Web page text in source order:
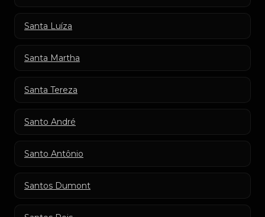
Santa Luíza
Santa Martha
Santa Tereza
Santo André
Santo Antônio
Santos Dumont